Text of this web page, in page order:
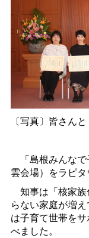
〔写真〕皆さんと
「島根みんなで
雲会場）をラピタ
知事は「核家族
らない家庭が増
は子育て世帯を
べました。